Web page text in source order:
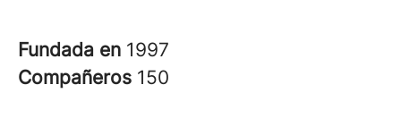
Fundada en 1997
Compañeros 150